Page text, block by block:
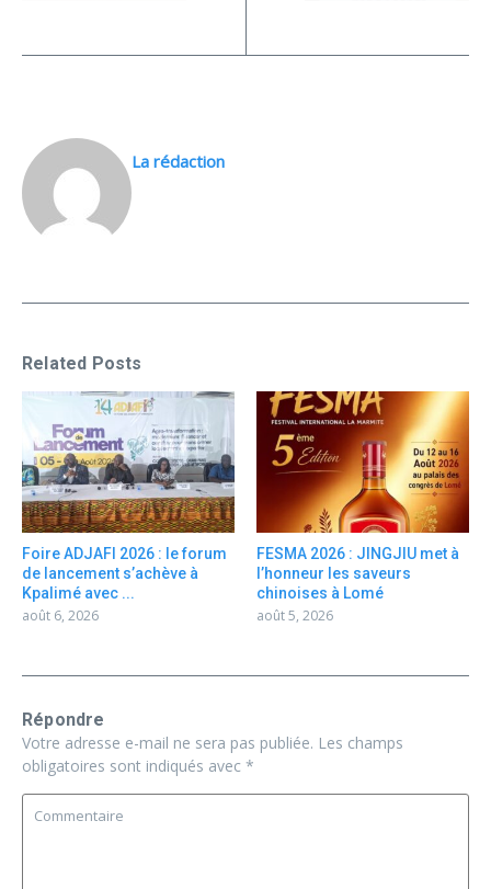
La rédaction
Related Posts
Foire ADJAFI 2026 : le forum
de lancement s’achève à
Kpalimé avec ...
août 6, 2026
FESMA 2026 : JINGJIU met à
l’honneur les saveurs
chinoises à Lomé
août 5, 2026
Répondre
Votre adresse e-mail ne sera pas publiée. Les champs
obligatoires sont indiqués avec *